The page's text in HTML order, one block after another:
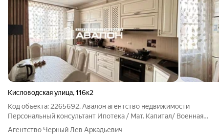
Кисловодская улица,116к2
Код объекта: 2265692. Авалон агентство недвижимости
Персональный консультант Ипотека / Мат. Капитал/ Военная
ипотека Юр. Сопровождение Квартира с ремонтом в центре
города курорта. Ремонт в светлых тона: Напольное покрытие
Агентство Черный Лев Аркадьевич